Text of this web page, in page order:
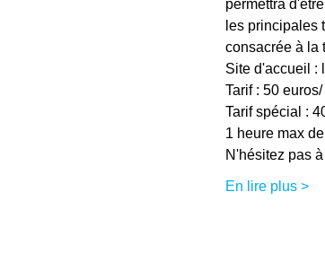
permettra
les principales
consacrée à la
Site d'accueil :
Tarif : 50
Tarif spécial :
1 heure max
N'hésitez pas
En lire plus >